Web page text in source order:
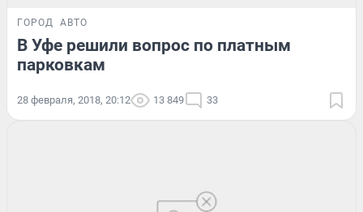
ГОРОД АВТО
В Уфе решили вопрос по платным
парковкам
28 февраля, 2018, 20:12 13 849 33